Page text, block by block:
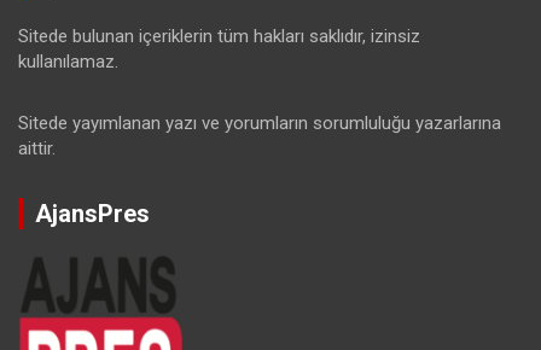
Sitede bulunan içeriklerin tüm hakları saklıdır, izinsiz
kullanılamaz.
Sitede yayımlanan yazı ve yorumların sorumluluğu yazarlarına
aittir.
AjansPres